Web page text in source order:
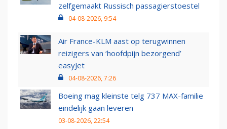
zelfgemaakt Russisch passagierstoestel
04-08-2026, 9:54
Air France-KLM aast op terugwinnen
reizigers van ‘hoofdpijn bezorgend’
easyJet
04-08-2026, 7:26
Boeing mag kleinste telg 737 MAX-familie
eindelijk gaan leveren
03-08-2026, 22:54